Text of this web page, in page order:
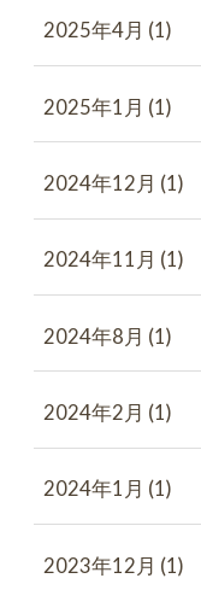
2025年4月 (1)
2025年1月 (1)
2024年12月 (1)
2024年11月 (1)
2024年8月 (1)
2024年2月 (1)
2024年1月 (1)
2023年12月 (1)